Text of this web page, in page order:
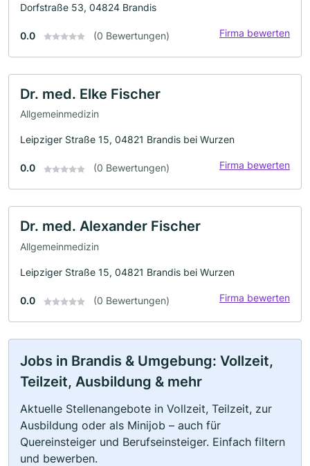
Dorfstraße 53, 04824 Brandis
0.0 (0 Bewertungen) Firma bewerten
Dr. med. Elke Fischer
Allgemeinmedizin
Leipziger Straße 15, 04821 Brandis bei Wurzen
0.0 (0 Bewertungen) Firma bewerten
Dr. med. Alexander Fischer
Allgemeinmedizin
Leipziger Straße 15, 04821 Brandis bei Wurzen
0.0 (0 Bewertungen) Firma bewerten
Jobs in Brandis & Umgebung: Vollzeit,
Teilzeit, Ausbildung & mehr
Aktuelle Stellenangebote in Vollzeit, Teilzeit, zur
Ausbildung oder als Minijob – auch für
Quereinsteiger und Berufseinsteiger. Einfach filtern
und bewerben.